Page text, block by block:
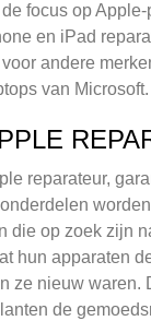
focus op
en iPad
andere
van Microsoft.
reparateur,
die op zoek zijn
hun apparaten
ze nieuw waren.
de